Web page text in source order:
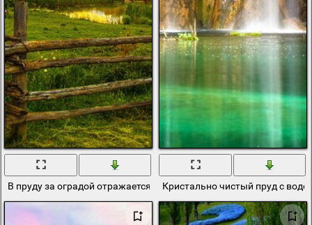
В пруду за оградой отражается вечерний закатКристально чистый пруд с